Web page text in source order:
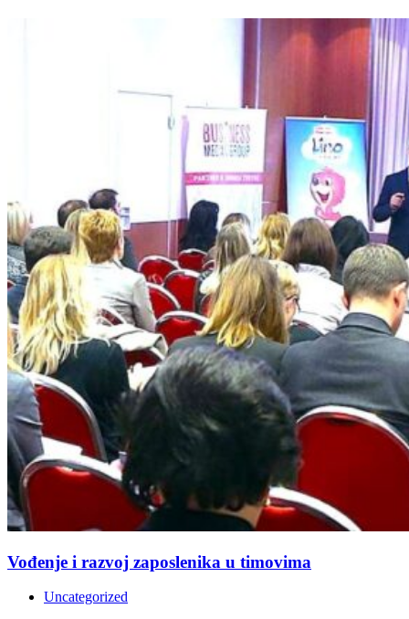
Vođenje i razvoj zaposlenika u timovima
Uncategorized